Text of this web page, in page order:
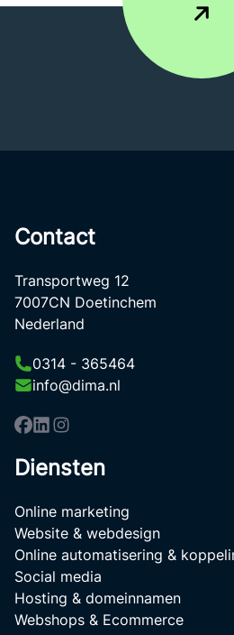
Contact
Transportweg 12
7007CN Doetinchem
Nederland
0314 - 365464
info@dima.nl
Diensten
Online marketing
Website & webdesign
Online automatisering &
Social media
Hosting & domeinnamen
Webshops & Ecommerce